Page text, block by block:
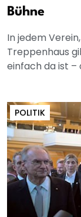
Bühne
In jedem
Treppenhaus
einfach da ist –
POLITIK